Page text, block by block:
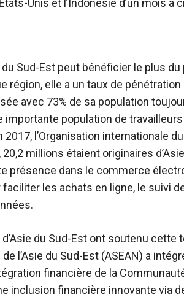
Unis et l’Indonésie d’un mois à
Sud-Est peut bénéficier le plus
région, elle a un taux de pénétration
avec 73% de sa population
importante population de
l’Organisation internationale
millions étaient originaires
présence dans le commerce
les achats en ligne, le suivi
du Sud-Est ont soutenu cette
l’Asie du Sud-Est (ASEAN) a
financière de la
inclusion financière innovante via